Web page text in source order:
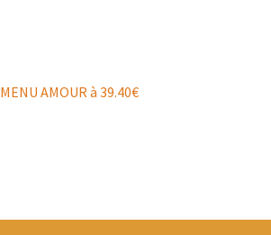
MENU AMOUR à 39.40€